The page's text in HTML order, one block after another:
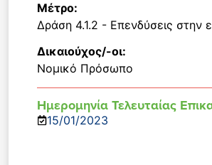
Μέτρο:
Δράση 4.1.2 - Επενδύσεις στην
Δικαιούχος/-οι:
Νομικό Πρόσωπο
Ημερομηνία Τελευταίας
15/01/2023